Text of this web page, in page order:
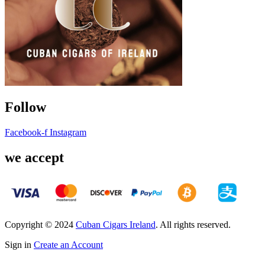
Follow
Facebook-f Instagram
we accept
Copyright © 2024 Cuban Cigars Ireland. All rights reserved.
Sign in Create an Account